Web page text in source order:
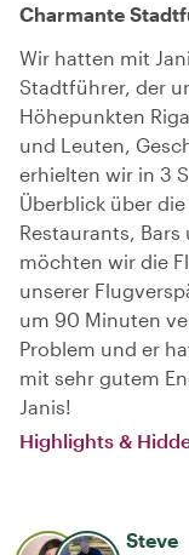
Charmante
Wir hatten mit
Stadtführer, der
Höhepunkten
und Leuten,
erhielten wir in 3
Überblick über
Restaurants,
möchten wir die
unserer
um 90 Minuten
Problem und er
mit sehr gutem
Janis!
Highlights &
Steve